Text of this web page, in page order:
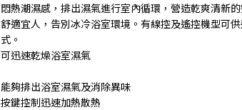
悶熱潮濕感，排出濕氣進行室內循環，營造乾爽清新
舒適宜人，告別冰冷浴室環境。有線控及遙控機型可
式。
可迅速乾燥浴室濕氣
能夠排出浴室濕氣及消除異味
按鍵控制迅速加熱散熱